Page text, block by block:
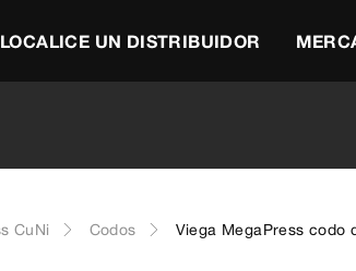
LOCALICE UN DISTRIBUIDOR
CuNi Codos Viega MegaPress codo